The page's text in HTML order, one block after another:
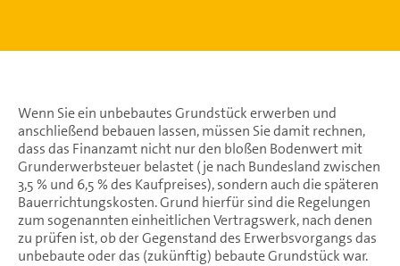
Wenn Sie ein unbebautes Grundstück erwerben und
anschließend bebauen lassen, müssen Sie damit rechnen,
dass das Finanzamt nicht nur den bloßen Bodenwert mit
Grunderwerbsteuer belastet (je nach Bundesland zwischen
3,5 % und 6,5 % des Kaufpreises), sondern auch die späteren
Bauerrichtungskosten. Grund hierfür sind die Regelungen
zum sogenannten einheitlichen Vertragswerk, nach denen
zu prüfen ist, ob der Gegenstand des Erwerbsvorgangs das
unbebaute oder das (zukünftig) bebaute Grundstück war.